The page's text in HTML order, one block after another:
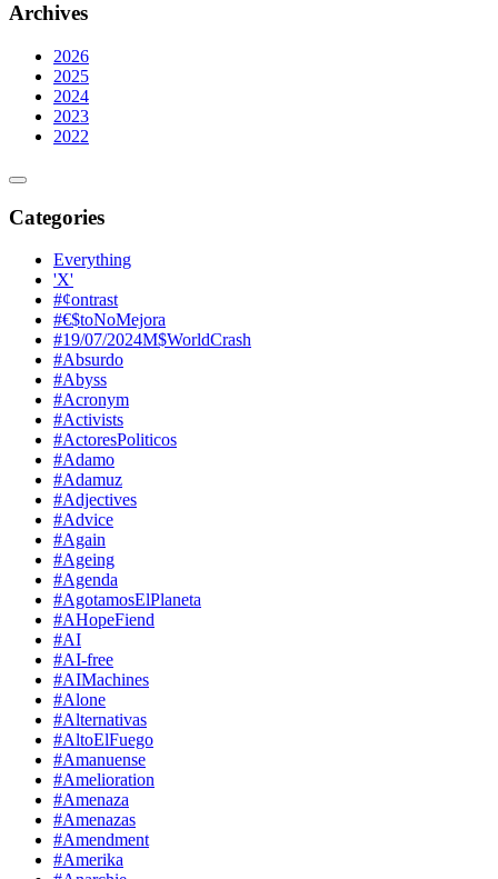
Archives
2026
2025
2024
2023
2022
Categories
Everything
'X'
#¢ontrast
#€$toNoMejora
#19/07/2024M$WorldCrash
#Absurdo
#Abyss
#Acronym
#Activists
#ActoresPoliticos
#Adamo
#Adamuz
#Adjectives
#Advice
#Again
#Ageing
#Agenda
#AgotamosElPlaneta
#AHopeFiend
#AI
#AI-free
#AIMachines
#Alone
#Alternativas
#AltoElFuego
#Amanuense
#Amelioration
#Amenaza
#Amenazas
#Amendment
#Amerika